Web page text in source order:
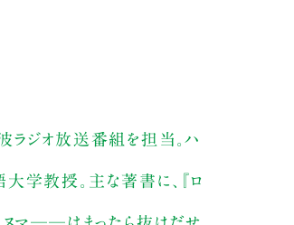
ジオ放送番組を担当。ハ
教授。主な著書に、『ロ